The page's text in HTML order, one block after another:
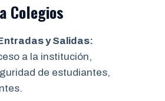
Colegios
y Salidas:
a la institución,
de estudiantes,